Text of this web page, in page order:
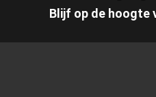
Blijf op de hoogte